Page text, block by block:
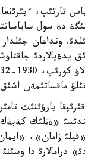
تارتئپ،
دة سول
ونداعان جئلدار
يدةيالاردئ
ماقساتئمةن
بارؤئنئث
«ةثلئك
زامان»،
درامالارئ دا